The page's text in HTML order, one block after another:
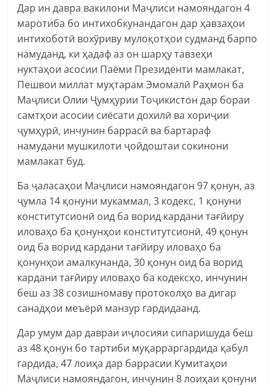
Дар ин давра вакилони Маҷлиси намояндагон 4
маротиба бо интихобкунандагон дар ҳавзаҳои
интихоботӣ вохўриву мулоқотҳои судманд барпо
намуданд, ки ҳадаф аз он шарҳу тавзеҳи
нуктаҳои асосии Паёми Президенти мамлакат,
Пешвои миллат муҳтарам Эмомалӣ Раҳмон ба
Маҷлиси Олии Ҷумҳурии Тоҷикистон дар бораи
самтҳои асосии сиёсати дохилӣ ва хориҷии
ҷумҳурӣ, инчунин баррасӣ ва бартараф
намудани мушкилоти ҷойдоштаи сокинони
мамлакат буд.
Ба ҷаласаҳои Маҷлиси намояндагон 97 қонун, аз
ҷумла 14 қонуни мукаммал, 3 кодекс, 1 қонуни
конститутсионӣ оид ба ворид кардани тағйиру
иловаҳо ба қонунҳои конститутсионӣ, 49 қонун
оид ба ворид кардани тағйиру иловаҳо ба
қонунҳои амалкунанда, 30 қонун оид ба ворид
кардани тағйиру иловаҳо ба кодексҳо, инчунин
беш аз 38 созишномаву протоколҳо ва дигар
санадҳои меъёрӣ манзур гардидаанд.
Дар умум дар давраи иҷлосияи сипаришуда беш
аз 48 қонун бо тартиби муқарраргардида қабул
гардида, 47 лоиҳа дар баррасии Кумитаҳои
Маҷлиси намояндагон, инчунин 8 лоиҳаи қонуни